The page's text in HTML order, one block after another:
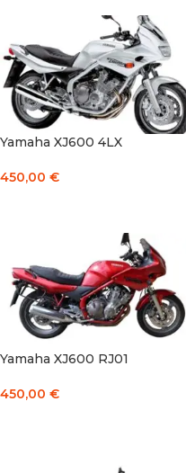
Yamaha XJ600 4LX
450,00 €
Yamaha XJ600 RJ01
450,00 €